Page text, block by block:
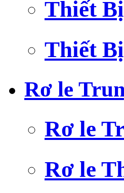
Thiết
Thiết
Rơ le
Rơ le
Rơ le